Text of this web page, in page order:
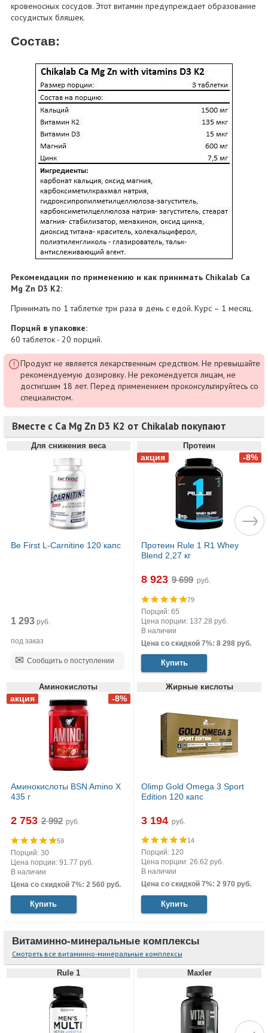
кровеносных сосудов. Этот витамин предупреждает образование
сосудистых бляшек.
Состав:
Рекомендации по применению и как принимать Chikalab Ca
Mg Zn D3 K2:
Принимать по 1 таблетке три раза в день с едой. Курс – 1 месяц.
Порций в упаковке:
60 таблеток - 20 порций.
Продукт не является лекарственным средством. Не превышайте
рекомендуемую дозировку. Не рекомендуется лицам, не
достигшим 18 лет. Перед применением проконсультируйтесь со
специалистом.
Вместе с Ca Mg Zn D3 K2 от Chikalab покупают
Для снижения веса
Be First L-Carnitine 120 капс
1 293руб.
под заказ
Сообщить о поступлении
Протеин
Протеин Rule 1 R1 Whey
Blend 2,27 кг
8 923 руб.
79
Порций: 65
Цена порции: 137.28 руб.
В наличии
Цена со скидкой 7%: 8 298 руб.
Купить
Аминокислоты
Аминокислоты BSN Amino X
435 г
2 753 руб.
59
Порций: 30
Цена порции: 91.77 руб.
В наличии
Цена со скидкой 7%: 2 560 руб.
Купить
Жирные кислоты
Olimp Gold Omega 3 Sport
Edition 120 капс
3 194 руб.
14
Порций: 120
Цена порции: 26.62 руб.
В наличии
Цена со скидкой 7%: 2 970 руб.
Купить
Витаминно-минеральные комплексы
Смотреть все витаминно-минеральные комплексы
Rule 1 Maxler